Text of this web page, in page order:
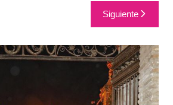
Siguiente